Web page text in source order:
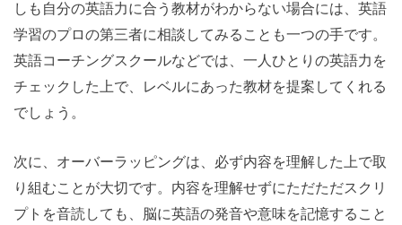
しも自分の英語力に合う教材がわからない場合には、英語
学習のプロの第三者に相談してみることも一つの手です。
英語コーチングスクールなどでは、一人ひとりの英語力を
チェックした上で、レベルにあった教材を提案してくれる
でしょう。
次に、オーバーラッピングは、必ず内容を理解した上で取
り組むことが大切です。内容を理解せずにただただスクリ
プトを音読しても、脳に英語の発音や意味を記憶すること